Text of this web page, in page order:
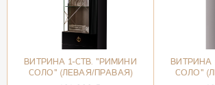
ВИТРИНА 1-СТВ. "РИМИНИ
СОЛО" (ЛЕВАЯ/ПРАВАЯ)
ВИТРИНА
СОЛО"